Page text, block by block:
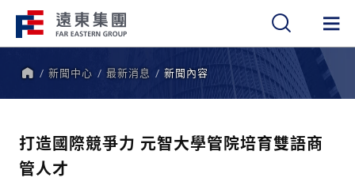
新聞中心 最新消息 新聞內容
打造國際競爭力 元智大學管院培育雙語商
管人才